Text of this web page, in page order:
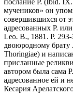
послание Р. (Ibid.
мучеников» он
совершившихся от
адресованных Р.
Leo. B., 1881. P.
двоюродному брату
Thoringiae) и
присланные
автором была сама
адресованное ей и
Кесария